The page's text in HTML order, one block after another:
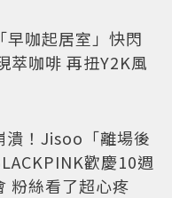
咖起居室」快閃
萃咖啡 再扭Y2K風
潰！Jisoo「離場後
歡慶10週
粉絲看了超心疼